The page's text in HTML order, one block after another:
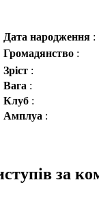
Дата народження :
Громадянство :
Зріст :
Вага :
Клуб :
Амплуа :
за